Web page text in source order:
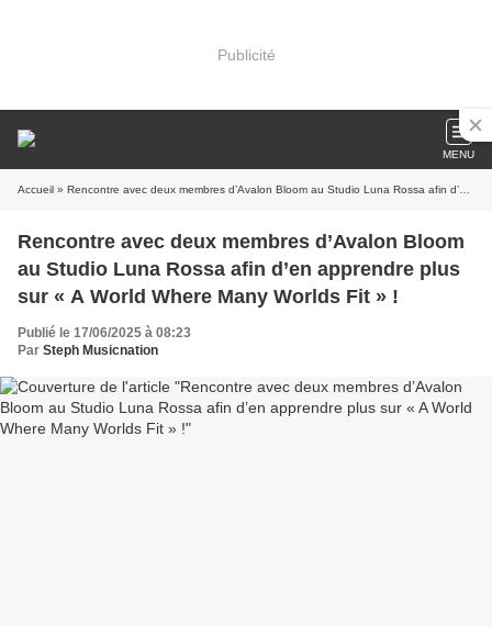
Publicité
MENU
Accueil » Rencontre avec deux membres d’Avalon Bloom au Studio Luna Rossa afin d’en apprendre plus sur « A World Where Many Worlds Fit » !
Rencontre avec deux membres d’Avalon Bloom
au Studio Luna Rossa afin d’en apprendre plus
sur « A World Where Many Worlds Fit » !
Publié le 17/06/2025 à 08:23
Par Steph Musicnation